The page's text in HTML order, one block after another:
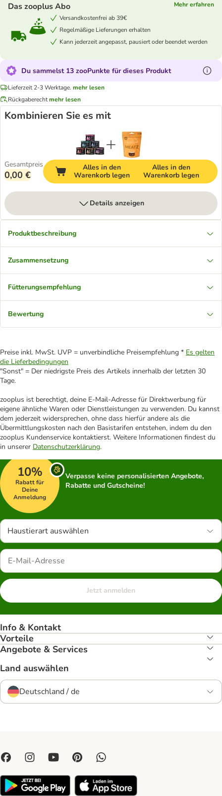
Das zooplus Abo
Mehr erfahren
Versandkostenfrei ab 39€
Regelmäßige Lieferungen erhalten
Kann jederzeit angepasst, pausiert oder beendet werden
Du sammelst 13 zooPunkte für dieses Produkt
Lieferzeit 2-3 Werktage. mehr lesen
Rückgaberechtmehr lesen
Kombinieren Sie es mit
Gesamtpreis
0,00 €
Alles in den
Warenkorb legen
Alles in den
Warenkorb legen
Details anzeigen
Produktbeschreibung
Zusammensetzung
Fütterungsempfehlung
Bewertung
Preise inkl. MwSt. UVP = unverbindliche Preisempfehlung * Es gelten
die Lieferbedingungen
"Sonst" = Der niedrigste Preis des Artikels innerhalb der letzten 30
Tage.
zooplus ist berechtigt, deine E-Mail-Adresse für Direktwerbung für
eigene ähnliche Waren oder Dienstleistungen zu verwenden. Du kannst
dem jederzeit widersprechen, ohne dass hierfür andere als die
Übermittlungskosten nach den Basistarifen entstehen, indem du den
zooplus Kundenservice kontaktierst. Weitere Informationen findest du
in unserer Datenschutzerklärung.
10%
Rabatt für
Deine
Anmeldung
Verpasse keine personalisierten Angebote,
Rabatte und Gutscheine!
Haustierart auswählen
Jetzt anmelden
Info & Kontakt
Vorteile
Angebote & Services
Land auswählen
Deutschland / de